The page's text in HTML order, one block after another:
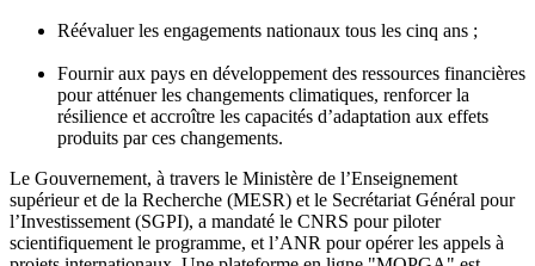
Réévaluer les engagements nationaux tous les cinq ans ;
Fournir aux pays en développement des ressources financières
pour atténuer les changements climatiques, renforcer la
résilience et accroître les capacités d’adaptation aux effets
produits par ces changements.
Le Gouvernement, à travers le Ministère de l’Enseignement
supérieur et de la Recherche (MESR) et le Secrétariat Général pour
l’Investissement (SGPI), a mandaté le CNRS pour piloter
scientifiquement le programme, et l’ANR pour opérer les appels à